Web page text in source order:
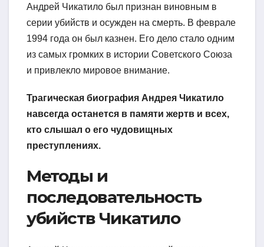
Андрей Чикатило был признан виновным в
серии убийств и осужден на смерть. В феврале
1994 года он был казнен. Его дело стало одним
из самых громких в истории Советского Союза
и привлекло мировое внимание.
Трагическая биография Андрея Чикатило
навсегда останется в памяти жертв и всех,
кто слышал о его чудовищных
преступлениях.
Методы и
последовательность
убийств Чикатило